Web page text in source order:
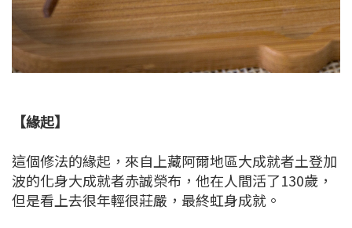
【緣起】
這個修法的緣起，來自上藏阿爾地區大成就者土登加
波的化身大成就者赤誠榮布，他在人間活了130歲，
但是看上去很年輕很莊嚴，最終虹身成就。